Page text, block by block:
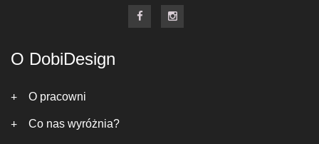
O DobiDesign
O pracowni
Co nas wyróżnia?